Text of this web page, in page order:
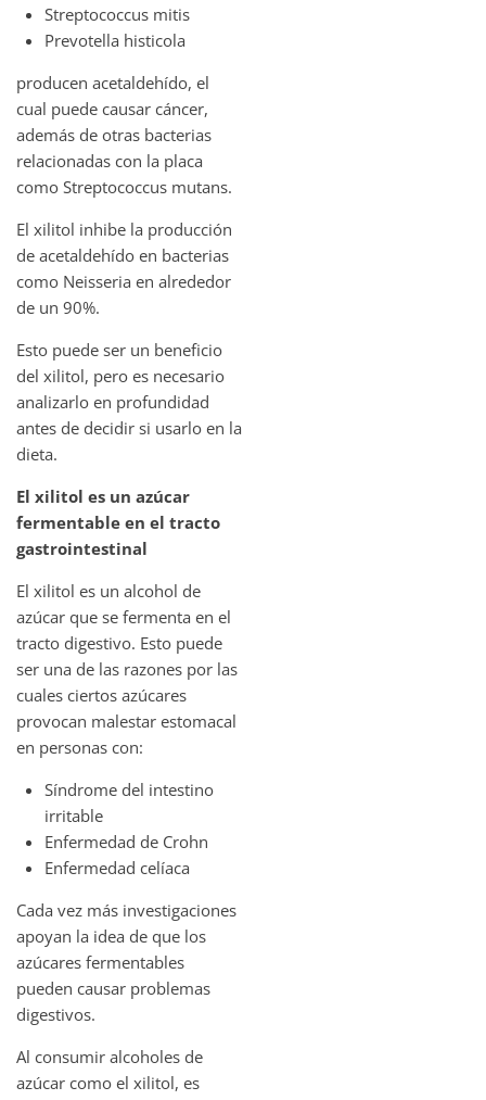
Streptococcus mitis
Prevotella histicola
producen acetaldehído, el
cual puede causar cáncer,
además de otras bacterias
relacionadas con la placa
como Streptococcus mutans.
El xilitol inhibe la producción
de acetaldehído en bacterias
como Neisseria en alrededor
de un 90%.
Esto puede ser un beneficio
del xilitol, pero es necesario
analizarlo en profundidad
antes de decidir si usarlo en la
dieta.
El xilitol es un azúcar
fermentable en el tracto
gastrointestinal
El xilitol es un alcohol de
azúcar que se fermenta en el
tracto digestivo. Esto puede
ser una de las razones por las
cuales ciertos azúcares
provocan malestar estomacal
en personas con:
Síndrome del intestino
irritable
Enfermedad de Crohn
Enfermedad celíaca
Cada vez más investigaciones
apoyan la idea de que los
azúcares fermentables
pueden causar problemas
digestivos.
Al consumir alcoholes de
azúcar como el xilitol, es